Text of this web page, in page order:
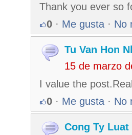
Thank you ever so
0 · Me gusta · No
Tu Van Hon
15 de marzo
I value the
0 · Me gusta · No
Cong Ty Luat